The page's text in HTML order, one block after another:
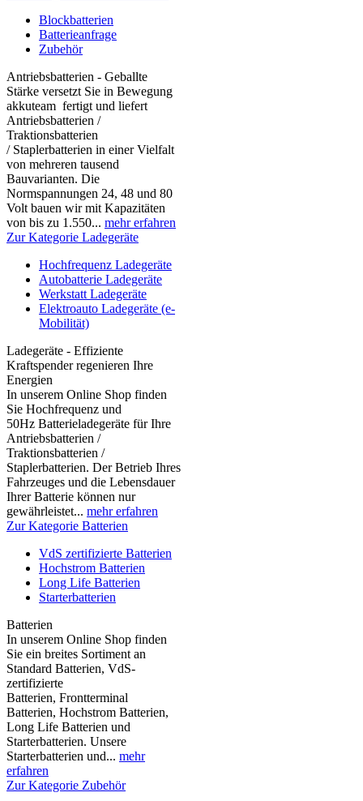
Blockbatterien
Batterieanfrage
Zubehör
Antriebsbatterien - Geballte
Stärke versetzt Sie in Bewegung
akkuteam fertigt und liefert
Antriebsbatterien /
Traktionsbatterien
/ Staplerbatterien in einer Vielfalt
von mehreren tausend
Bauvarianten. Die
Normspannungen 24, 48 und 80
Volt bauen wir mit Kapazitäten
von bis zu 1.550... mehr erfahren
Zur Kategorie Ladegeräte
Hochfrequenz Ladegeräte
Autobatterie Ladegeräte
Werkstatt Ladegeräte
Elektroauto Ladegeräte (e-
Mobilität)
Ladegeräte - Effiziente
Kraftspender regenieren Ihre
Energien
In unserem Online Shop finden
Sie Hochfrequenz und
50Hz Batterieladegeräte für Ihre
Antriebsbatterien /
Traktionsbatterien /
Staplerbatterien. Der Betrieb Ihres
Fahrzeuges und die Lebensdauer
Ihrer Batterie können nur
gewährleistet... mehr erfahren
Zur Kategorie Batterien
VdS zertifizierte Batterien
Hochstrom Batterien
Long Life Batterien
Starterbatterien
Batterien
In unserem Online Shop finden
Sie ein breites Sortiment an
Standard Batterien, VdS-
zertifizierte
Batterien, Frontterminal
Batterien, Hochstrom Batterien,
Long Life Batterien und
Starterbatterien. Unsere
Starterbatterien und... mehr
erfahren
Zur Kategorie Zubehör